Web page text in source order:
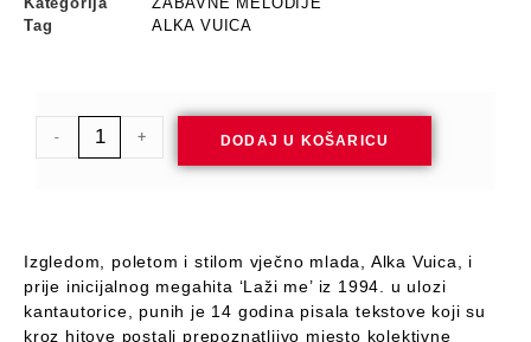
Tag
ALKA VUICA
- + DODAJ U KOŠARICU
Izgledom, poletom i stilom vječno mlada, Alka Vuica, i
prije inicijalnog megahita ‘Laži me’ iz 1994. u ulozi
kantautorice, punih je 14 godina pisala tekstove koji su
kroz hitove postali prepoznatljivo mjesto kolektivne